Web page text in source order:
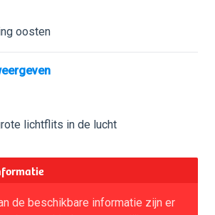
oosten
lichtflits in de lucht
de beschikbare informatie zijn er